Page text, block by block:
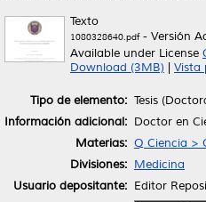
Texto
1080328640.pdf- Versión
Available under License
Download (3MB)
Vista
Tipo de elemento: Tesis
Información adicional: Doctor en
Materias: Q Ciencia >
Divisiones: Medicina
Usuario depositante: Editor